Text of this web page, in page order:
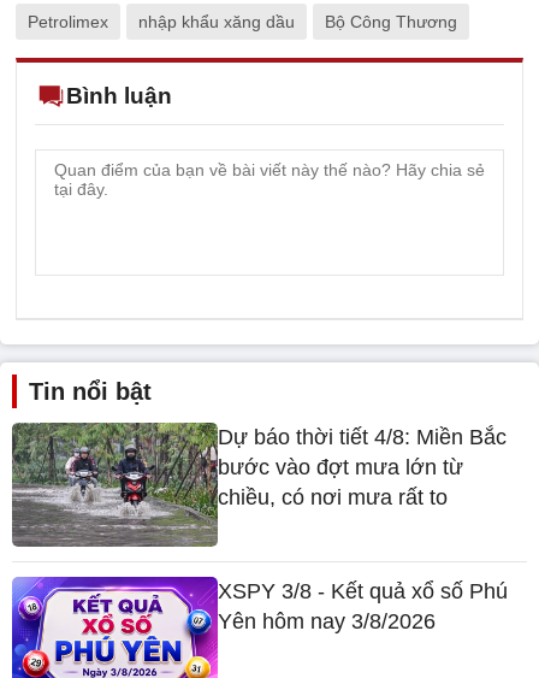
Petrolimex nhập khẩu xăng dầu Bộ Công Thương
Bình luận
Tin nổi bật
Dự báo thời tiết 4/8: Miền Bắc
bước vào đợt mưa lớn từ
chiều, có nơi mưa rất to
XSPY 3/8 - Kết quả xổ số Phú
Yên hôm nay 3/8/2026